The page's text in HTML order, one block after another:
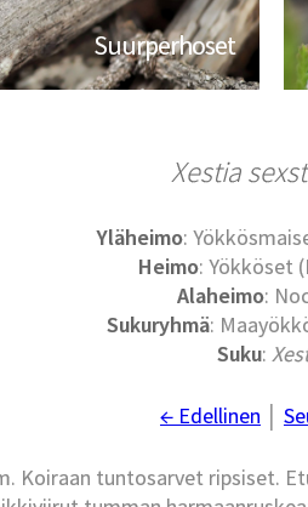
Suurperhoset
Xestia
Yläheimo:
Heimo: Yökköset
Alaheimo:
Sukuryhmä:
Suku:
← Edellinen
Koiraan tuntosarvet ripsiset.